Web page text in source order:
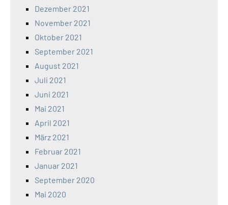
Dezember 2021
November 2021
Oktober 2021
September 2021
August 2021
Juli 2021
Juni 2021
Mai 2021
April 2021
März 2021
Februar 2021
Januar 2021
September 2020
Mai 2020